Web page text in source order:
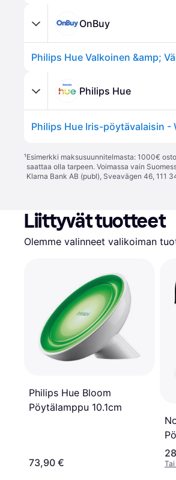
OnBuy
Philips Hue
Philips Hue Iris-pöytävalaisin -
¹Esimerkki maksusuunnitelmasta: 1000€
saattaa olla tarpeen. Voimassa vain
Klarna Bank AB (publ), Sveavägen 46, 111
Liittyvät tuotteet
Olemme valinneet valikoiman
Philips Hue Bloom
Pöytälamppu 10.1cm
73,90 €